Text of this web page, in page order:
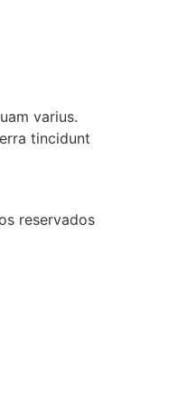
varius.
tincidunt
reservados